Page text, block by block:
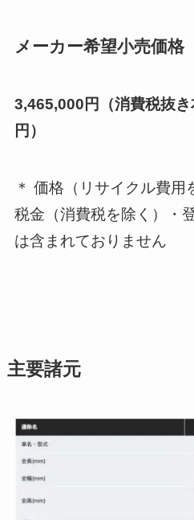
メーカー希望小売価格
3,465,000円（消費税抜
円）
＊ 価格（リサイクル費用
税金（消費税を除く）・
は含まれておりません
主要諸元